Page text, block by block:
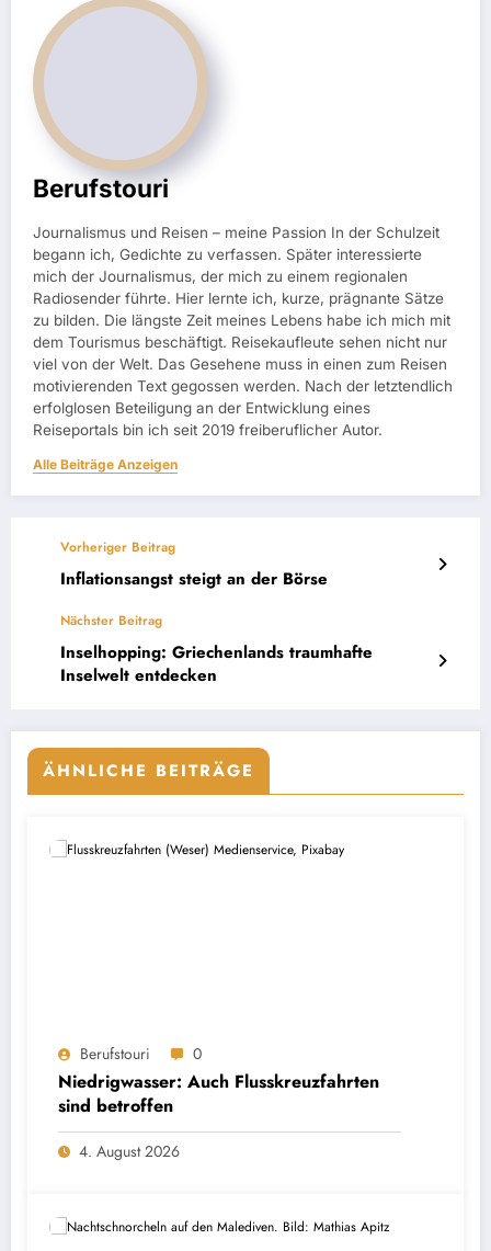
Berufstouri
Journalismus und Reisen – meine Passion In der Schulzeit
begann ich, Gedichte zu verfassen. Später interessierte
mich der Journalismus, der mich zu einem regionalen
Radiosender führte. Hier lernte ich, kurze, prägnante Sätze
zu bilden. Die längste Zeit meines Lebens habe ich mich mit
dem Tourismus beschäftigt. Reisekaufleute sehen nicht nur
viel von der Welt. Das Gesehene muss in einen zum Reisen
motivierenden Text gegossen werden. Nach der letztendlich
erfolglosen Beteiligung an der Entwicklung eines
Reiseportals bin ich seit 2019 freiberuflicher Autor.
Alle Beiträge Anzeigen
Vorheriger Beitrag
Inflationsangst steigt an der Börse
Nächster Beitrag
Inselhopping: Griechenlands traumhafte
Inselwelt entdecken
ÄHNLICHE BEITRÄGE
Berufstouri 0
Niedrigwasser: Auch Flusskreuzfahrten
sind betroffen
4. August 2026